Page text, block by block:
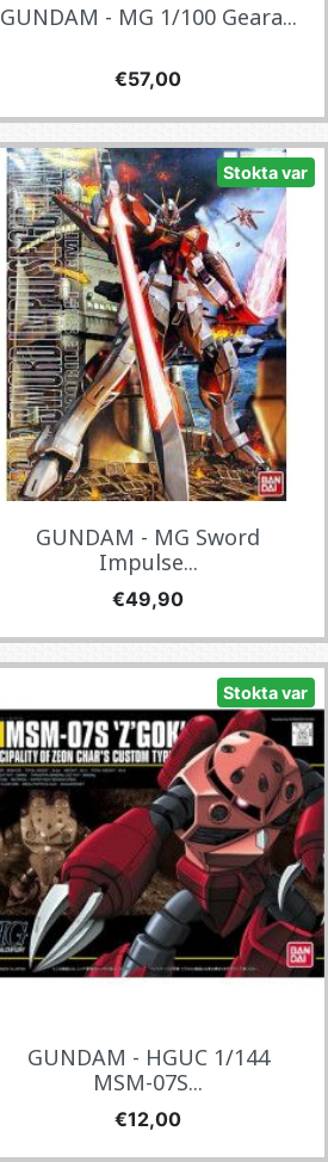
GUNDAM - MG 1/100 Geara...
Fiyat
€57,00
Stokta var
GUNDAM - MG Sword
Impulse...
Fiyat
€49,90
Stokta var
GUNDAM - HGUC 1/144
MSM-07S...
Fiyat
€12,00